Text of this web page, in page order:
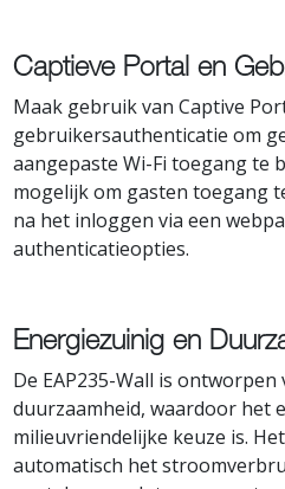
Captieve Portal en
Maak gebruik van Captive
gebruikersauthenticatie om
aangepaste Wi-Fi toegang te
mogelijk om gasten toegang
na het inloggen via een
authenticatieopties.
Energiezuinig en
De EAP235-Wall is
duurzaamheid, waardoor het
milieuvriendelijke keuze is.
automatisch het